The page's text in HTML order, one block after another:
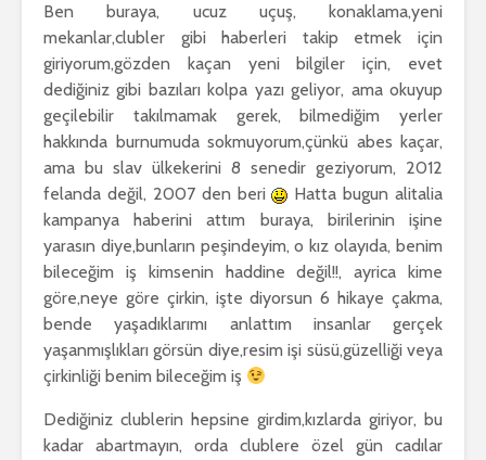
Ben buraya, ucuz uçuş, konaklama,yeni
mekanlar,clubler gibi haberleri takip etmek için
giriyorum,gözden kaçan yeni bilgiler için, evet
dediğiniz gibi bazıları kolpa yazı geliyor, ama okuyup
geçilebilir takılmamak gerek, bilmediğim yerler
hakkında burnumuda sokmuyorum,çünkü abes kaçar,
ama bu slav ülkekerini 8 senedir geziyorum, 2012
felanda değil, 2007 den beri
Hatta bugun alitalia
kampanya haberini attım buraya, birilerinin işine
yarasın diye,bunların peşindeyim, o kız olayıda, benim
bileceğim iş kimsenin haddine değil!!, ayrica kime
göre,neye göre çirkin, işte diyorsun 6 hikaye çakma,
bende yaşadıklarımı anlattım insanlar gerçek
yaşanmışlıkları görsün diye,resim işi süsü,güzelliği veya
çirkinliği benim bileceğim iş
Dediğiniz clublerin hepsine girdim,kızlarda giriyor, bu
kadar abartmayın, orda clublere özel gün cadılar